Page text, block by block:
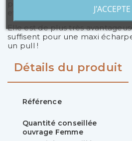
Elle est de plus très
suffisent pour une maxi
un pull !
Détails du produit
Référence
Quantité conseillée
ouvrage Femme
J'ACCEPTE